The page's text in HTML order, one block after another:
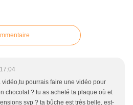
vidéo,tu pourrais faire une vidéo pour
chocolat ? tu as acheté ta plaque où et
svp ? ta bûche est très belle, est-